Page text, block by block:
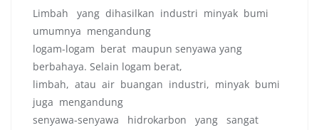
Limbah yang dihasilkan industri minyak bumi
umumnya mengandung
logam-logam berat maupun senyawa yang
berbahaya. Selain logam berat,
limbah, atau air buangan industri, minyak bumi
juga mengandung
senyawa-senyawa hidrokarbon yang sangat